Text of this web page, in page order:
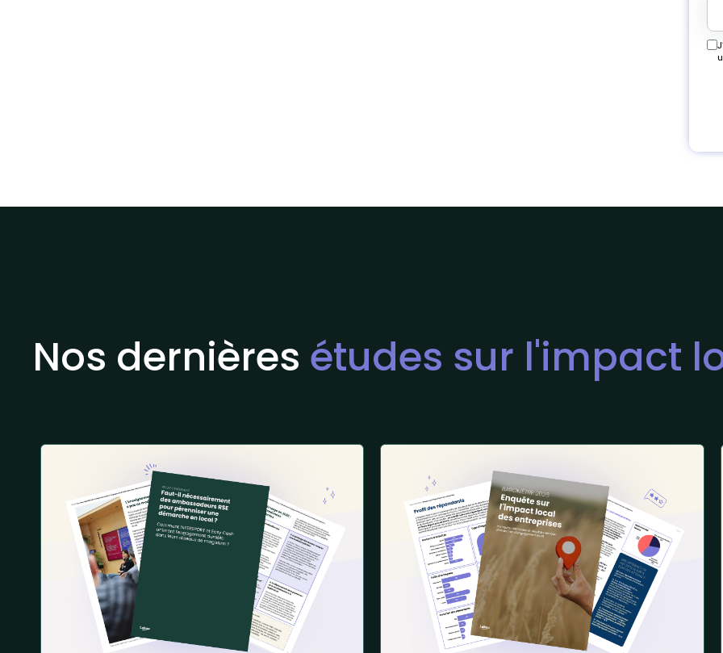
Nos dernières études sur l'impact